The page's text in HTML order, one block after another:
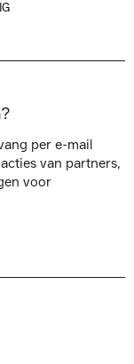
per e-mail
van partners,
voor